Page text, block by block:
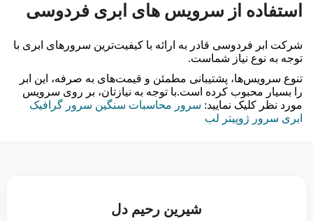
استفاده از سرویس های ابری فردوسی
شرکت ابر فردوسی قادر به ارائه با کیفیت‌ترین سرورهای ابری با
توجه به نوع نیاز شماست.
تنوع سرویس‌ها، پشتیبانی مطمئن و قیمت‌های به صرفه، این ابر
را بسیار محبوب کرده است.با توجه به نیازتان، بر روی سرویس
مورد نظر کلیک نمایید: سرور محاسبات سنگین سرور گرافیک
ابری سرور ژوپیتر لب
شیرین رحیم دل